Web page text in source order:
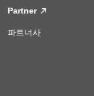
Partner
파트너사